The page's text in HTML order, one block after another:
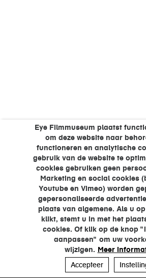
Eye Filmmuseum plaatst
om deze website naar
functioneren en analytische
gebruik van de website te
cookies gebruiken geen
Marketing en social cookies
Youtube en Vimeo) worden
gepersonaliseerde
plaats van algemene. Als u
klikt, stemt u in met het
cookies. Of klik op de knop
aanpassen" om uw
wijzigen. Meer
Accepteer